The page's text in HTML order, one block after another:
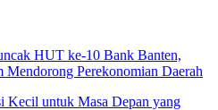
HUT ke-10 Bank Banten,
Mendorong Perekonomian Daerah
Kecil untuk Masa Depan yang